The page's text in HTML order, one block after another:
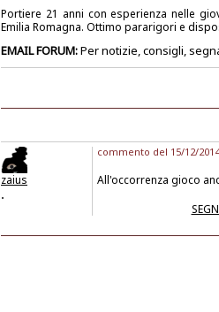
Portiere 21 anni con esperienza nelle
Emilia Romagna. Ottimo pararigori e
EMAIL FORUM:Per notizie, consigli,
zaius
commento del 15/12/
All'occorrenza gioco
.